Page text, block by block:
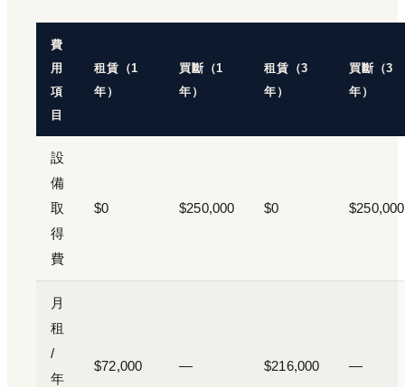
費
用
項
目
租賃（1
年）
買斷（1
年）
租賃（3
年）
買斷（3
年）
設
備
取
得
費
$0 $250,000 $0 $250,000
月
租
/
年
$72,000 — $216,000 —